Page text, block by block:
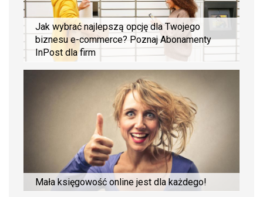
Jak wybrać najlepszą opcję dla Twojego
biznesu e-commerce? Poznaj Abonamenty
InPost dla firm
Mała księgowość online jest dla każdego!